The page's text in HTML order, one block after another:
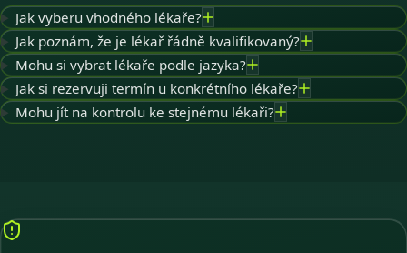
Jak vyberu vhodného lékaře?
Jak poznám, že je lékař řádně kvalifikovaný?
Mohu si vybrat lékaře podle jazyka?
Jak si rezervuji termín u konkrétního lékaře?
Mohu jít na kontrolu ke stejnému lékaři?